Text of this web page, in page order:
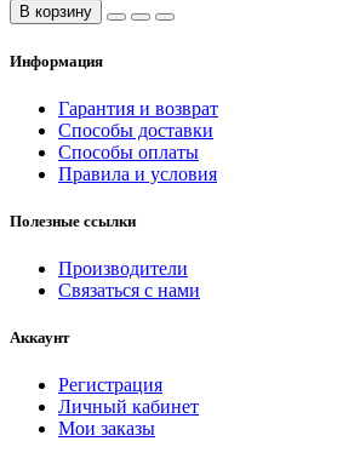
В корзину
Информация
Гарантия и возврат
Способы доставки
Способы оплаты
Правила и условия
Полезные ссылки
Производители
Связаться с нами
Аккаунт
Регистрация
Личный кабинет
Мои заказы